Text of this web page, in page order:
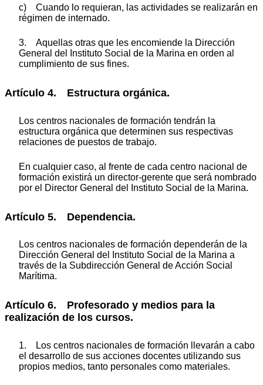
c) Cuando lo requieran, las actividades se realizarán en
régimen de internado.
3. Aquellas otras que les encomiende la Dirección
General del Instituto Social de la Marina en orden al
cumplimiento de sus fines.
Artículo 4. Estructura orgánica.
Los centros nacionales de formación tendrán la
estructura orgánica que determinen sus respectivas
relaciones de puestos de trabajo.
En cualquier caso, al frente de cada centro nacional de
formación existirá un director-gerente que será nombrado
por el Director General del Instituto Social de la Marina.
Artículo 5. Dependencia.
Los centros nacionales de formación dependerán de la
Dirección General del Instituto Social de la Marina a
través de la Subdirección General de Acción Social
Marítima.
Artículo 6. Profesorado y medios para la
realización de los cursos.
1. Los centros nacionales de formación llevarán a cabo
el desarrollo de sus acciones docentes utilizando sus
propios medios, tanto personales como materiales.